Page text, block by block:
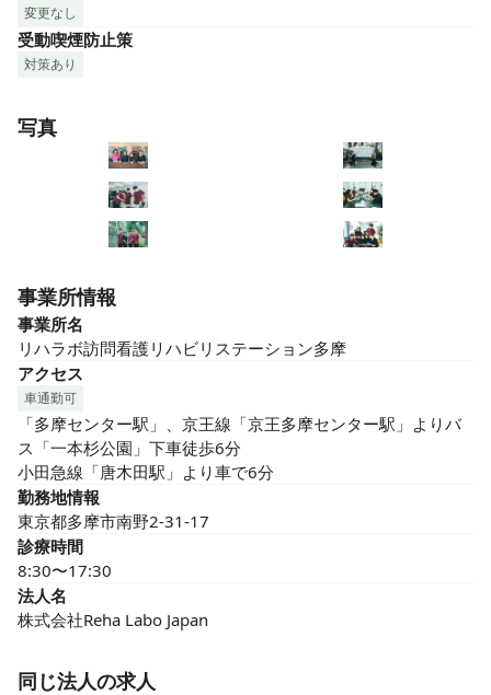
変更なし
受動喫煙防止策
対策あり
写真
事業所情報
事業所名
リハラボ訪問看護リハビリステーション多摩
アクセス
車通勤可
「多摩センター駅」、京王線「京王多摩センター駅」よりバ
ス「一本杉公園」下車徒歩6分
小田急線「唐木田駅」より車で6分
勤務地情報
東京都多摩市南野2-31-17
診療時間
8:30〜17:30
法人名
株式会社Reha Labo Japan
同じ法人の求人